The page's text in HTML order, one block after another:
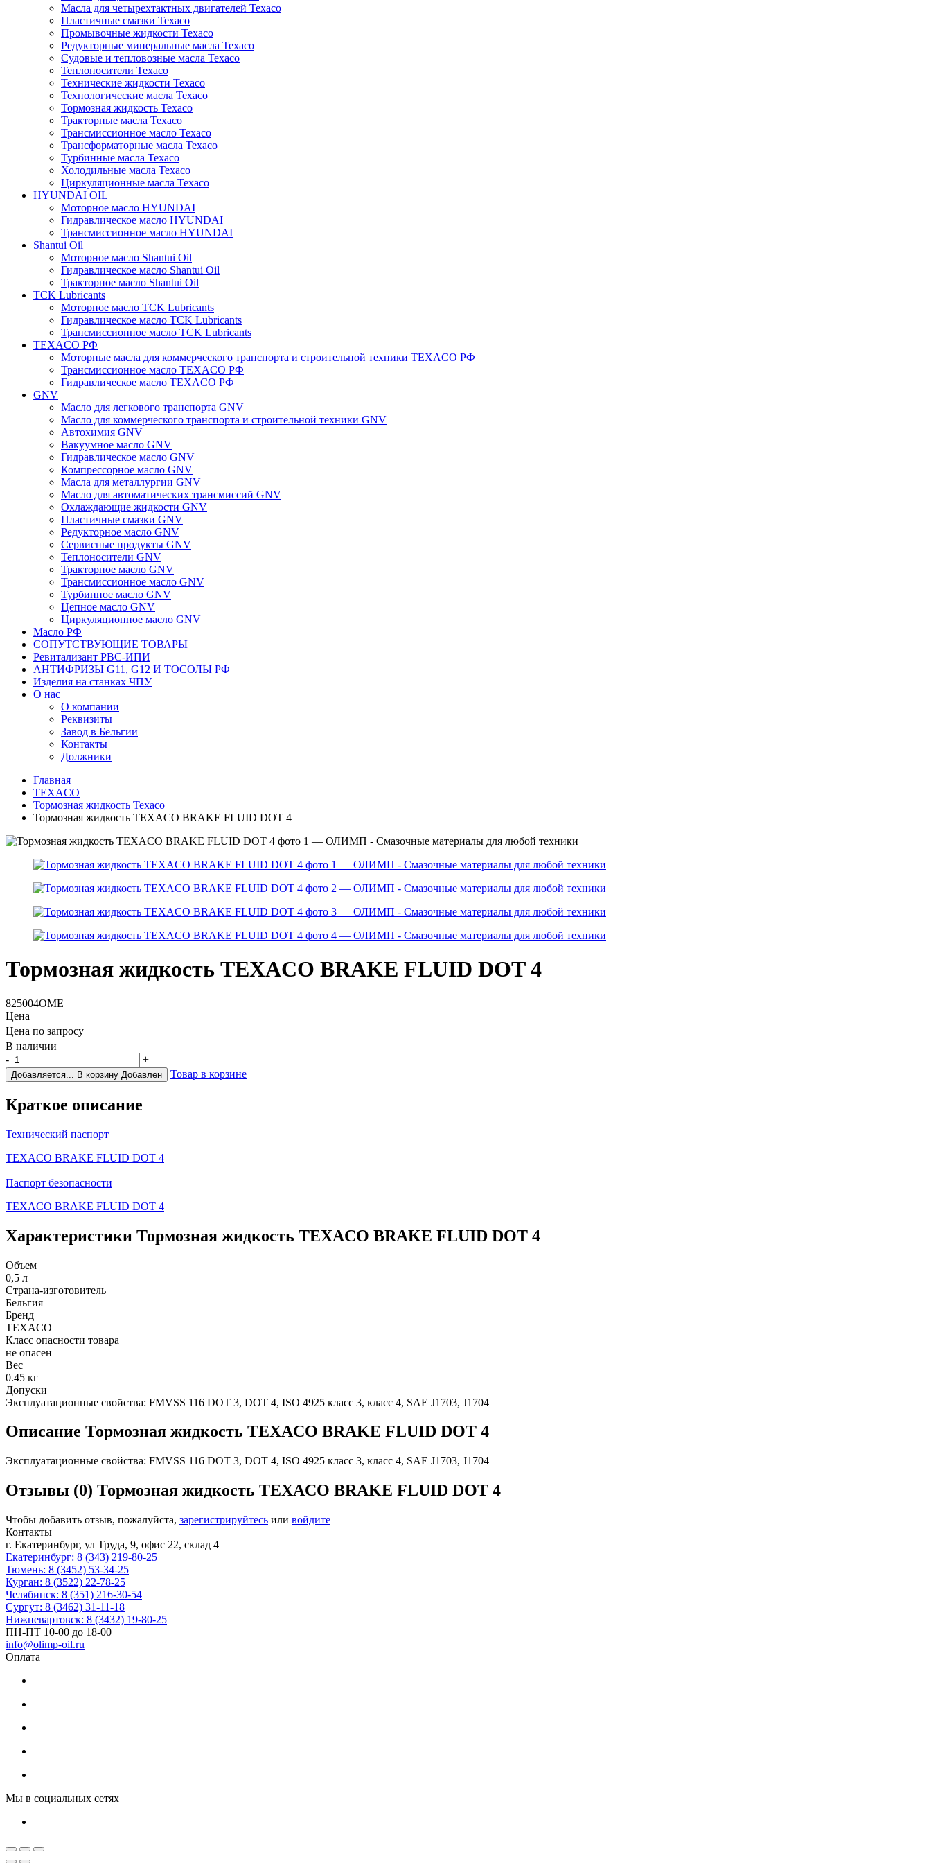
Масла для четырехтактных двигателей Texaco
Пластичные смазки Texaco
Промывочные жидкости Texaco
Редукторные минеральные масла Texaco
Судовые и тепловозные масла Texaco
Теплоносители Texaco
Технические жидкости Texaco
Технологические масла Texaco
Тормозная жидкость Texaco
Тракторные масла Texaco
Трансмиссионное масло Texaco
Трансформаторные масла Texaco
Турбинные масла Texaco
Холодильные масла Texaco
Циркуляционные масла Texaco
HYUNDAI OIL
Моторное масло HYUNDAI
Гидравлическое масло HYUNDAI
Трансмиссионное масло HYUNDAI
Shantui Oil
Моторное масло Shantui Oil
Гидравлическое масло Shantui Oil
Тракторное масло Shantui Oil
TCK Lubricants
Моторное масло TCK Lubricants
Гидравлическое масло TCK Lubricants
Трансмиссионное масло TCK Lubricants
TEXACO РФ
Моторные масла для коммерческого транспорта и строительной техники TEXACO РФ
Трансмиссионное масло TEXACO РФ
Гидравлическое масло TEXACO РФ
GNV
Масло для легкового транспорта GNV
Масло для коммерческого транспорта и строительной техники GNV
Автохимия GNV
Вакуумное масло GNV
Гидравлическое масло GNV
Компрессорное масло GNV
Масла для металлургии GNV
Масло для автоматических трансмиссий GNV
Охлаждающие жидкости GNV
Пластичные смазки GNV
Редукторное масло GNV
Сервисные продукты GNV
Теплоносители GNV
Тракторное масло GNV
Трансмиссионное масло GNV
Турбинное масло GNV
Цепное масло GNV
Циркуляционное масло GNV
Масло РФ
СОПУТСТВУЮЩИЕ ТОВАРЫ
Ревитализант РВС-ИПИ
АНТИФРИЗЫ G11, G12 И ТОСОЛЫ РФ
Изделия на станках ЧПУ
О нас
О компании
Реквизиты
Завод в Бельгии
Контакты
Должники
Главная
TEXACO
Тормозная жидкость Texaco
Тормозная жидкость TEXACO BRAKE FLUID DOT 4
Тормозная жидкость TEXACO BRAKE FLUID DOT 4
825004OME
Цена
Цена по запросу
В наличии
-
+
Добавляется... В корзину Добавлен Товар в корзине
Краткое описание
Технический паспорт
TEXACO BRAKE FLUID DOT 4
Паспорт безопасности
TEXACO BRAKE FLUID DOT 4
Характеристики Тормозная жидкость TEXACO BRAKE FLUID DOT 4
Объем
0,5 л
Страна-изготовитель
Бельгия
Бренд
TEXACO
Класс опасности товара
не опасен
Вес
0.45 кг
Допуски
Эксплуатационные свойства: FMVSS 116 DOT 3, DOT 4, ISO 4925 класс 3, класс 4, SAE J1703, J1704
Описание Тормозная жидкость TEXACO BRAKE FLUID DOT 4
Эксплуатационные свойства: FMVSS 116 DOT 3, DOT 4, ISO 4925 класс 3, класс 4, SAE J1703, J1704
Отзывы (0) Тормозная жидкость TEXACO BRAKE FLUID DOT 4
Чтобы добавить отзыв, пожалуйста, зарегистрируйтесь или войдите
Контакты
г. Екатеринбург, ул Труда, 9, офис 22, склад 4
Екатеринбург: 8 (343) 219-80-25
Тюмень: 8 (3452) 53-34-25
Курган: 8 (3522) 22-78-25
Челябинск: 8 (351) 216-30-54
Сургут: 8 (3462) 31-11-18
Нижневартовск: 8 (3432) 19-80-25
ПН-ПТ 10-00 до 18-00
info@olimp-oil.ru
Оплата
Мы в социальных сетях